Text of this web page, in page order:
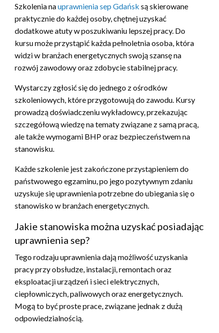
Szkolenia nauprawnienia sep Gdańsk są skierowane
praktycznie do każdej osoby, chętnej uzyskać
dodatkowe atuty w poszukiwaniu lepszej pracy. Do
kursu może przystąpić każda pełnoletnia osoba, która
widzi w branżach energetycznych swoją szansę na
rozwój zawodowy oraz zdobycie stabilnej pracy.
Wystarczy zgłosić się do jednego z ośrodków
szkoleniowych, które przygotowują do zawodu. Kursy
prowadzą doświadczeniu wykładowcy, przekazując
szczegółową wiedzę na tematy związane z samą pracą,
ale także wymogami BHP oraz bezpieczeństwem na
stanowisku.
Każde szkolenie jest zakończone przystąpieniem do
państwowego egzaminu, po jego pozytywnym zdaniu
uzyskuje się uprawnienia potrzebne do ubiegania się o
stanowisko w branżach energetycznych.
Jakie stanowiska można uzyskać posiadając
uprawnienia sep?
Tego rodzaju uprawnienia dają możliwość uzyskania
pracy przy obsłudze, instalacji, remontach oraz
eksploatacji urządzeń i sieci elektrycznych,
ciepłowniczych, paliwowych oraz energetycznych.
Mogą to być proste prace, związane jednak z dużą
odpowiedzialnością.